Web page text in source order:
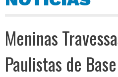
Meninas
Paulistas de